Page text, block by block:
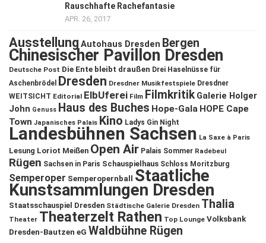
Rauschhafte Rachefantasie
APR. 26, 2017
Ausstellung Autohaus Dresden Bergen
Chinesischer Pavillon Dresden
Deutsche Post Die Ente bleibt draußen Drei Haselnüsse für
Aschenbrödel
Dresden Dresdner Musikfestspiele Dresdner
WEITSICHT Editorial ElbUferei Film Filmkritik Galerie Holger
John Genuss Haus des Buches Hope-Gala HOPE Cape
Town Japanisches Palais Kino Ladys Gin Night
Landesbühnen Sachsen La Saxe à Paris
Lesung Loriot Meißen Open Air Palais Sommer Radebeul
Rügen Sachsen in Paris Schauspielhaus Schloss Moritzburg
Semperoper Semperopernball Staatliche
Kunstsammlungen Dresden
Staatsschauspiel Dresden Städtische Galerie Dresden Thalia
Theater Theaterzelt Rathen Top Lounge Volksbank
Dresden-Bautzen eG Waldbühne Rügen